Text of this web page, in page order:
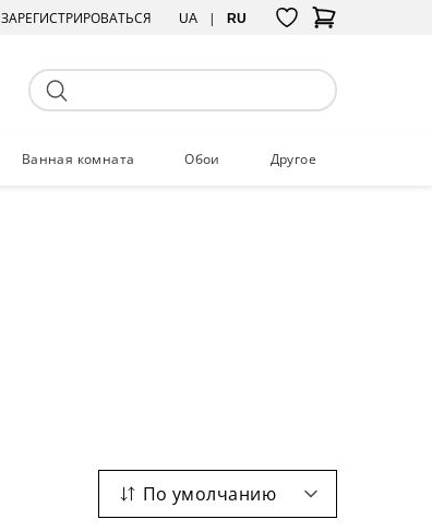
ЗАРЕГИСТРИРОВАТЬСЯ UA RU
Ванная комната Обои Другое
По умолчанию